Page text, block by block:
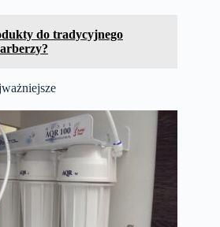
do tradycyjnego